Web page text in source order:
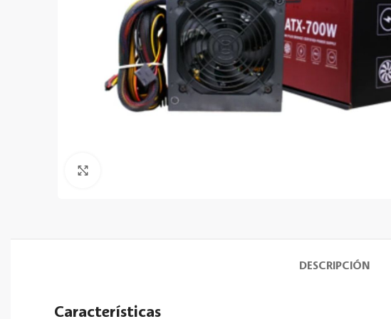
DESCRIPCIÓN
Características